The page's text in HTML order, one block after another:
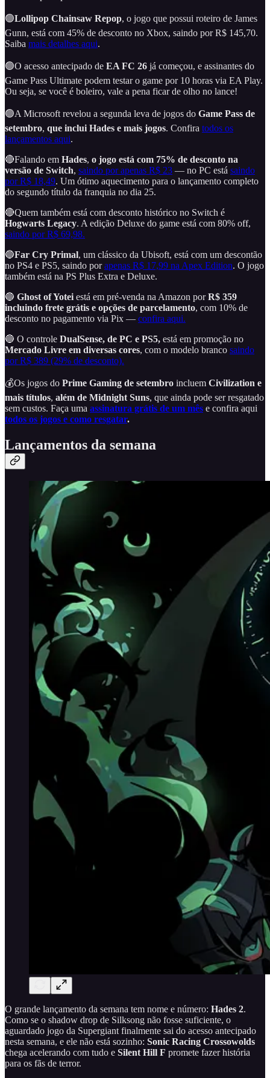
🟢Lollipop Chainsaw Repop, o jogo que possui roteiro de James
Gunn, está com 45% de desconto no Xbox, saindo por R$ 145,70.
Saiba mais detalhes aqui.
🟢O acesso antecipado de EA FC 26 já começou, e assinantes do
Game Pass Ultimate podem testar o game por 10 horas via EA Play.
Ou seja, se você é boleiro, vale a pena ficar de olho no lance!
🟢A Microsoft revelou a segunda leva de jogos do Game Pass de
setembro, que inclui Hades e mais jogos. Confira todos os
lançamentos aqui.
🔴Falando em Hades, o jogo está com 75% de desconto na
versão de Switch, saindo por apenas R$ 23 — no PC está saindo
por R$ 18,49. Um ótimo aquecimento para o lançamento completo
do segundo título da franquia no dia 25.
🔴Quem também está com desconto histórico no Switch é
Hogwarts Legacy. A edição Deluxe do game está com 80% off,
saindo por R$ 69,98.
🔵Far Cry Primal, um clássico da Ubisoft, está com um descontão
no PS4 e PS5, saindo porapenas R$ 17,99 na Apex Edition. O jogo
também está na PS Plus Extra e Deluxe.
🔵 Ghost of Yotei está em pré-venda na Amazon porR$ 359
incluindo frete grátis e opções de parcelamento, com 10% de
desconto no pagamento via Pix — confira aqui.
🔵 O controle DualSense, de PC e PS5, está em promoção no
Mercado Livre em diversas cores, com o modelo branco saindo
por R$ 389 (29% de desconto).
💰Os jogos do Prime Gaming de setembro incluem Civilization e
mais títulos, além de Midnight Suns, que ainda pode ser resgatado
sem custos. Faça uma assinatura grátis de um mês e confira aqui
todos os jogos e como resgatar.
Lançamentos da semana
O grande lançamento da semana tem nome e número: Hades 2.
Como se o shadow drop de Silksong não fosse suficiente, o
aguardado jogo da Supergiant finalmente sai do acesso antecipado
nesta semana, e ele não está sozinho: Sonic Racing Crossowolds
chega acelerando com tudo e Silent Hill F promete fazer história
para os fãs de terror.